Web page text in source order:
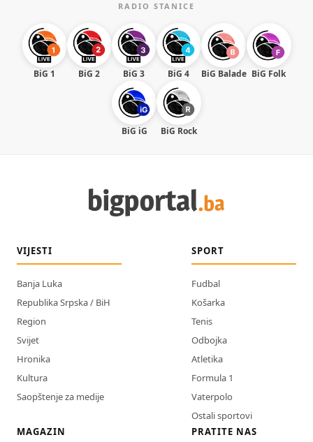
RADIO STANICE
BiG 1 BiG 2 BiG 3 BiG 4 BiG Balade BiG Folk
BiG iG BiG Rock
VIJESTI
Banja Luka
Republika Srpska / BiH
Region
Svijet
Hronika
Kultura
Saopštenje za medije
SPORT
Fudbal
Košarka
Tenis
Odbojka
Atletika
Formula 1
Vaterpolo
Ostali sportovi
MAGAZIN
PRATITE NAS